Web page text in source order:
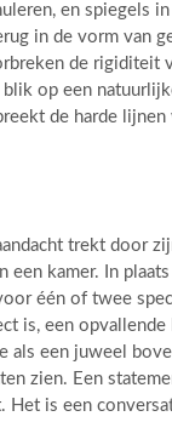
en spiegels
in de vorm van
de rigiditeit
op een
de harde lijnen
trekt door
kamer. In
één of twee
is, een
als een juweel
zien. Een
Het is een